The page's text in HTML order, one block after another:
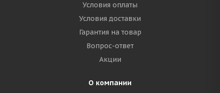
Условия оплаты
Условия доставки
Гарантия на товар
Вопрос-ответ
Акции
О компании